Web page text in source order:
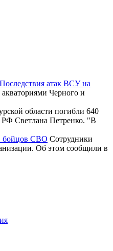
атак ВСУ на
Черного и
области погибли 640
РФ Светлана Петренко. "В
бойцов СВО Сотрудники
Об этом сообщили в